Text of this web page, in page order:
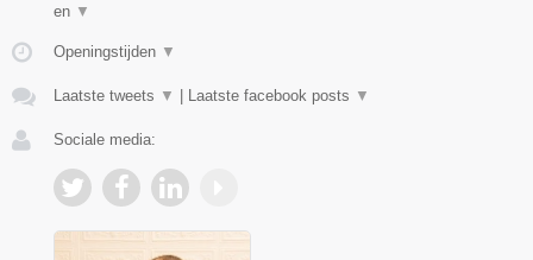
en ▼
Openingstijden ▼
Laatste tweets ▼ Laatste facebook posts ▼
Sociale media: